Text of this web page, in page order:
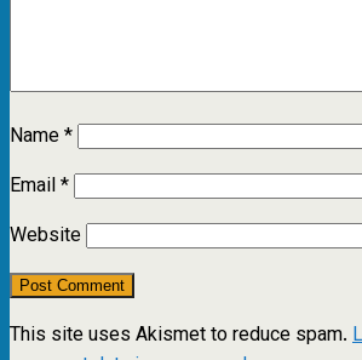
Name*
Email*
Website
This site uses Akismet to reduce spam.